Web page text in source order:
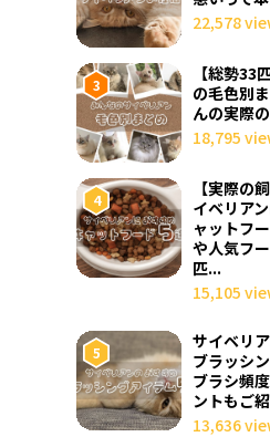
22,578
【総勢33
の毛色別
んの実際
18,795
【実際の
イベリア
ャットフ
や人気フ
匹...
15,105
サイベリ
ブラッシ
ブラシ頻
ントもご
13,636